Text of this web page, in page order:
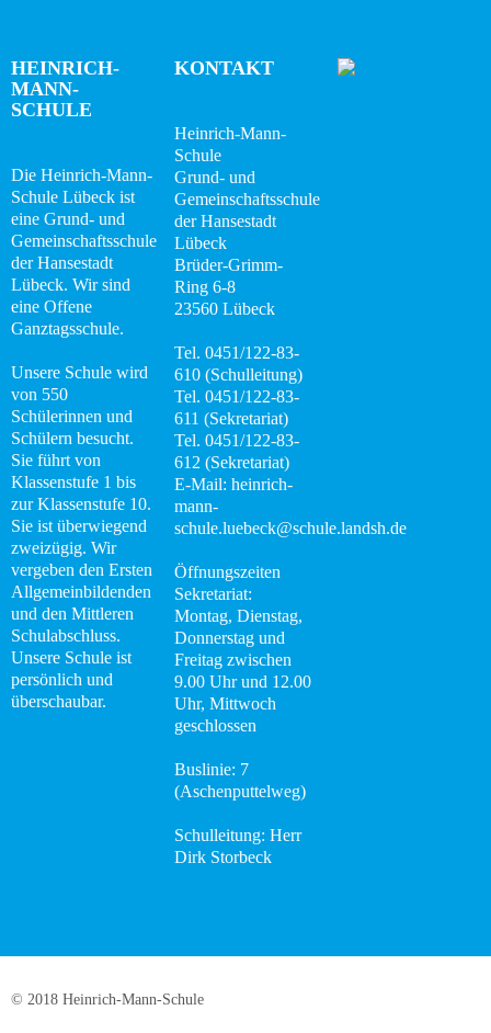
HEINRICH-
MANN-
SCHULE
Die Heinrich-Mann-
Schule Lübeck ist
eine Grund- und
Gemeinschaftsschule
der Hansestadt
Lübeck. Wir sind
eine Offene
Ganztagsschule.
Unsere Schule wird
von 550
Schülerinnen und
Schülern besucht.
Sie führt von
Klassenstufe 1 bis
zur Klassenstufe 10.
Sie ist überwiegend
zweizügig. Wir
vergeben den Ersten
Allgemeinbildenden
und den Mittleren
Schulabschluss.
Unsere Schule ist
persönlich und
überschaubar.
KONTAKT
Heinrich-Mann-
Schule
Grund- und
Gemeinschaftsschule
der Hansestadt
Lübeck
Brüder-Grimm-
Ring 6-8
23560 Lübeck
Tel. 0451/122-83-
610 (Schulleitung)
Tel. 0451/122-83-
611 (Sekretariat)
Tel. 0451/122-83-
612 (Sekretariat)
E-Mail: heinrich-
mann-
schule.luebeck@schule.landsh.de
Öffnungszeiten
Sekretariat:
Montag, Dienstag,
Donnerstag und
Freitag zwischen
9.00 Uhr und 12.00
Uhr, Mittwoch
geschlossen
Buslinie: 7
(Aschenputtelweg)
Schulleitung: Herr
Dirk Storbeck
© 2018 Heinrich-Mann-Schule
Wissenswertes
Fachcurricula
Digitale
Schule
Flex-
Abschlüsse
Podcast
DaZ-
Zentrum
MINT
Das
Konzept
News